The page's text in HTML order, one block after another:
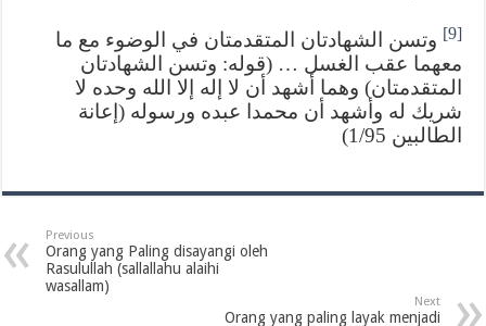
[9]
وتسن الشهادتان المتقدمتان في الوضوء مع ما
معهما عقب الغسل … (قوله: وتسن الشهادتان
المتقدمتان) وهما أشهد أن لا إله إلا الله وحده لا
شريك له وأشهد أن محمدا عبده ورسوله (إعانة
الطالبين 1/95)
Previous
Orang yang Paling disayangi oleh
Rasulullah (sallallahu alaihi
wasallam)‎
Next
Orang yang paling layak menjadi